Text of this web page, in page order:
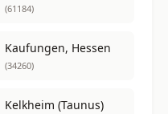
(61184)
Kaufungen, Hessen
(34260)
Kelkheim (Taunus)